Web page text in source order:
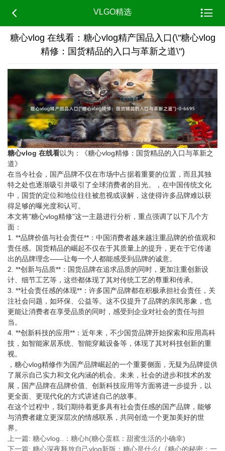
 VLGO精选 
糖心vlog 在线看：糖心vlog精产国品入口(\"糖心vlog
精修：国货精品的入口与革新之道\")
糖心vlog 在线看以为：《糖心vlog精修：国货精品的入口与革新之
道》
在当今社会，国产品牌不仅在市场中占据着重要的位置，而且其独
特之处也逐渐吸引并吸引了全球消费者的目光。，在中国传统文化
中，国货的定位和地位往往被忽视或误解，这使得许多品牌难以获
得足够的曝光度和认可。
本文将"糖心vlog精修"这一主题进行分析，重点强调了以下几个方
面：
1. **品牌价值与社会责任**：中国消费者越来越注重品牌的价值观和
责任感。国货精品的崛起不仅在于其质量上的提升，更在于它传递
出的品牌理念——让每一个人都能感受到品牌的诚意。
2. **创新与品质**：国货品牌在追求品质的同时，更加注重创新设
计、细节工艺等，这些都体现了其对传统工艺的尊重和传承。
3. **社会责任感的体现**：许多国产品牌都在积极承担社会责任，关
注社会问题，如环保、公益等。这不仅提升了品牌的亲民形象，也
更能让消费者在享受品质的同时，感受到企业对社会的责任与担
当。
4. **创新科技的应用**：近年来，不少国货品牌开始探索和应用高科
技，如智能家居系统、智能穿戴设备等，体现了其对科技创新的重
视。
，糖心vlog精修作为国产品牌崛起的一个重要侧面，无疑为品牌提供
了展示自己实力和文化内涵的机会。未来，社会的进步和技术的发
展，国产品牌在品牌价值、创新科技应用等方面将进一步提升，以
更全面、更现代化的方式讲述自己的故事。
在这个过程中，我们期待着更多具有社会责任感的国产品牌，能够
与消费者建立更深层次的情感联系，共同创造一个更加美好的世
界。
上一篇: 糖心vlog..：糖心h(糖心蛋糕：甜蜜生活的小确幸)
下一篇: 糖心深夜释放自己vlog新版：糖心是什么(《糖心的秘密：一